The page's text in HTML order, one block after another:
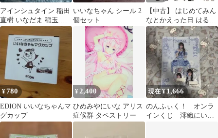
アインシュタイン 稲田
直樹 いなだま 稲玉 ふ
にゅふにゅますこっと
いいなちゃん シール 2
個セット
【中古】 はじめてみん
なとかえった日 はるな
ちゃんと1年3組の1年間
/ いながきようこ、ふじ
たひおこ / 偕成社
¥780
EDION いいなちゃんマ
グカップ
¥ 2,400
ひめみやにいな アリス
症候群 タペストリー
現在 ¥1,666
のんふぃく！ オンラ
インくじ 澪織にいな